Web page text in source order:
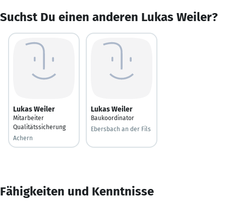
Suchst Du einen anderen Lukas Weiler?
Lukas Weiler
Mitarbeiter
Qualitätssicherung
Achern
Lukas Weiler
Baukoordinator
Ebersbach an der Fils
Fähigkeiten und Kenntnisse